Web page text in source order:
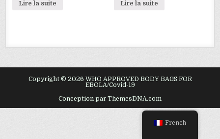
Lire la suite Lire la suite
Copyright © 2026 WHO APPROVED BODY BAGS FOR
EBOLA/Covid-19
Conception par ThemesDNA.com
French